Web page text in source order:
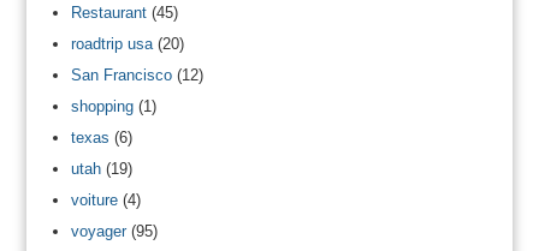
Restaurant(45)
roadtrip usa(20)
San Francisco(12)
shopping(1)
texas (6)
utah(19)
voiture(4)
voyager(95)